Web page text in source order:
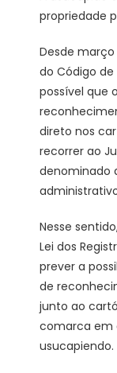
propriedade
Desde
do Código de
possível que
direto nos
recorrer ao
denominado
Nesse
Lei dos
prever a
de
junto ao
comarca em
usucapiendo.